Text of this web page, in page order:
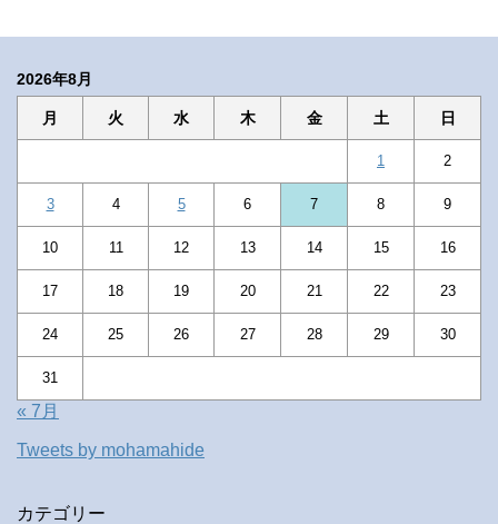
2026年8月
月 火 水 木 金 土 日
1 2
3 4 5 6 7 8 9
10 11 12 13 14 15 16
17 18 19 20 21 22 23
24 25 26 27 28 29 30
31
« 7月
Tweets by mohamahide
カテゴリー